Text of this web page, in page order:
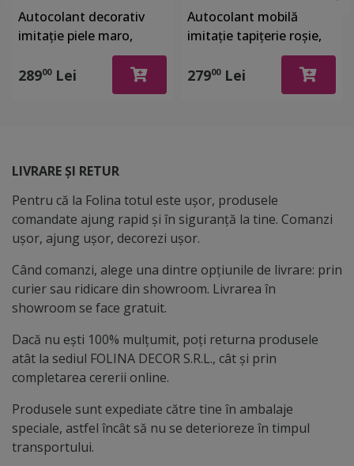
Autocolant decorativ
imitaţie piele maro,
Folina, rolă de 125x200
cm, racleta inclusa
28900Lei
Autocolant mobilă
imitaţie tapiţerie roşie,
Dimex Chesterfield, rolă
de 60x270 cm
27900Lei
LIVRARE ȘI RETUR
Pentru că la Folina totul este ușor, produsele
comandate ajung rapid și în siguranță la tine. Comanzi
ușor, ajung ușor, decorezi ușor.
Când comanzi, alege una dintre opțiunile de livrare: prin
curier sau ridicare din showroom. Livrarea în
showroom se face gratuit.
Dacă nu ești 100% mulțumit, poți returna produsele
atât la sediul FOLINA DECOR S.R.L., cât și prin
completarea cererii online.
Produsele sunt expediate către tine în ambalaje
speciale, astfel încât să nu se deterioreze în timpul
transportului.